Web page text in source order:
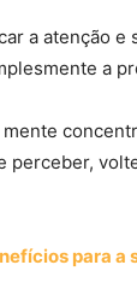
a atenção
a
para a